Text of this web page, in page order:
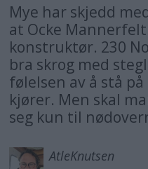
Mye har skjedd
at Ocke
konstruktør. 230
bra skrog med
følelsen av å stå
kjører. Men skal
seg kun til
AtleKnutsen